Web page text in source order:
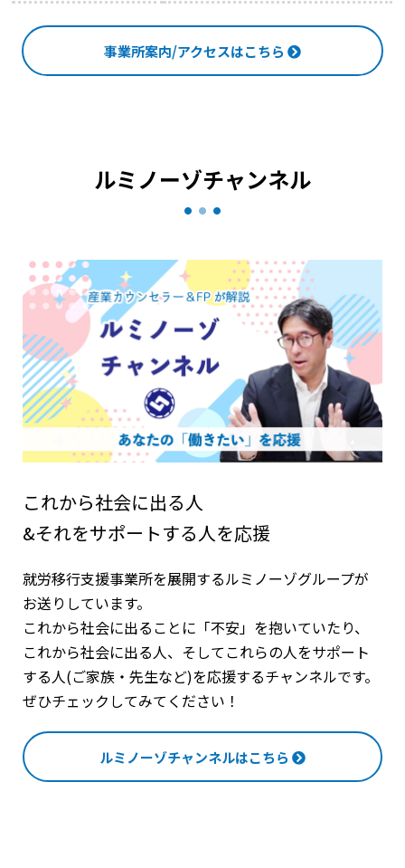
事業所案内/アクセスはこちら
ルミノーゾチャンネル
これから社会に出る人
&それをサポートする人を応援
就労移行支援事業所を展開するルミノーゾグループが
お送りしています。
これから社会に出ることに「不安」を抱いていたり、
これから社会に出る人、そしてこれらの人をサポート
する人(ご家族・先生など)を応援するチャンネルです。
ぜひチェックしてみてください！
ルミノーゾチャンネルはこちら